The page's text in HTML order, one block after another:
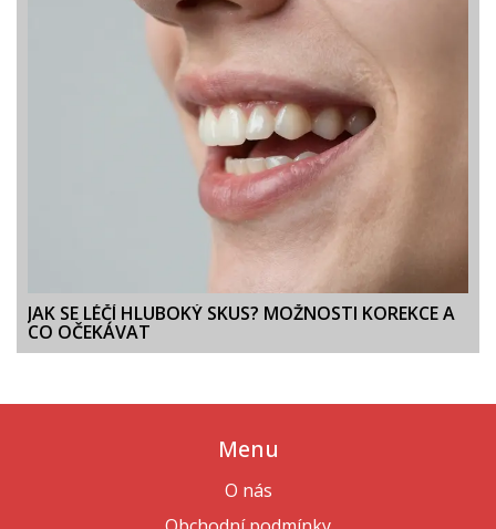
JAK SE LÉČÍ HLUBOKÝ SKUS? MOŽNOSTI KOREKCE A
CO OČEKÁVAT
Menu
O nás